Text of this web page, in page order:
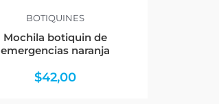
BOTIQUINES
Mochila botiquin de
emergencias naranja
$42,00